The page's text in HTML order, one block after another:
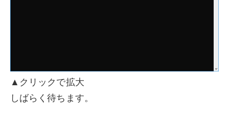
▲クリックで拡大
しばらく待ちます。